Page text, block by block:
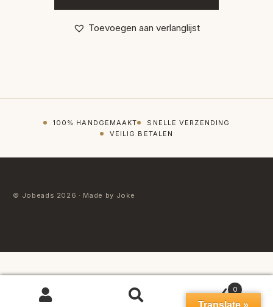
Toevoegen aan verlanglijst
100% HANDGEMAAKT
SNELLE VERZENDING
VEILIG BETALEN
© Jobeads 2026 · Made by Joke
ZOEKEN
0
Translate »